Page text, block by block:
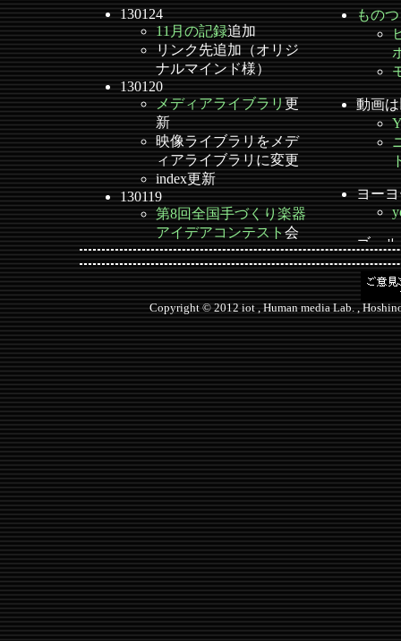
130124
11月の記録追加
リンク先追加（オリジ
ナルマインド様）
130120
メディアライブラリ更
新
映像ライブラリをメデ
ィアライブラリに変更
index更新
130119
第8回全国手づくり楽器
アイデアコンテスト会
長賞受賞！
130117
イベント情報更新
第8回全国手づくり楽器
アイデアコンテストに
出場します！
121204
イベント情報更新
Index更新
121121
映像ライブラリ公開
イベント情報公開
8月の記録写真追加
Index更新
121112 Turning point !!
全国手づくりアイデア
楽器コンテスト予選通
過しました！
yoyonewsさんに紹介し
ていただきました！
電子工作コンテスト
2012に応募しました！
もの
動画
ヨー
ゴー
コン
Copyright © 2012 iot , Human media Lab. ,